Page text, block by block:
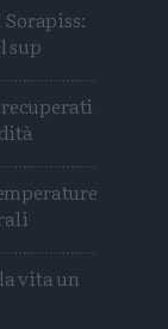
sup
vita un